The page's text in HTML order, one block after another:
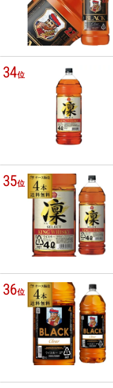
34位
35位
36位